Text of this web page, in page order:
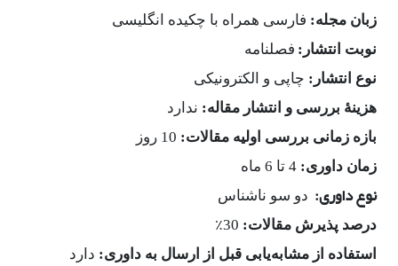
زبان مجله: فارسی همراه با چکیده انگلیسی
نوبت انتشار: فصلنامه
نوع انتشار: چاپی و الکترونیکی
هزینۀ بررسی و انتشار مقاله: ندارد
بازه زمانی بررسی اولیه مقالات: 10 روز
زمان داوری:
نوع داوری: دو سو ناشناس
درصد پذیرش مقالات: 30٪
استفاده از مشابه‌یابی قبل از ارسال به داوری: دارد